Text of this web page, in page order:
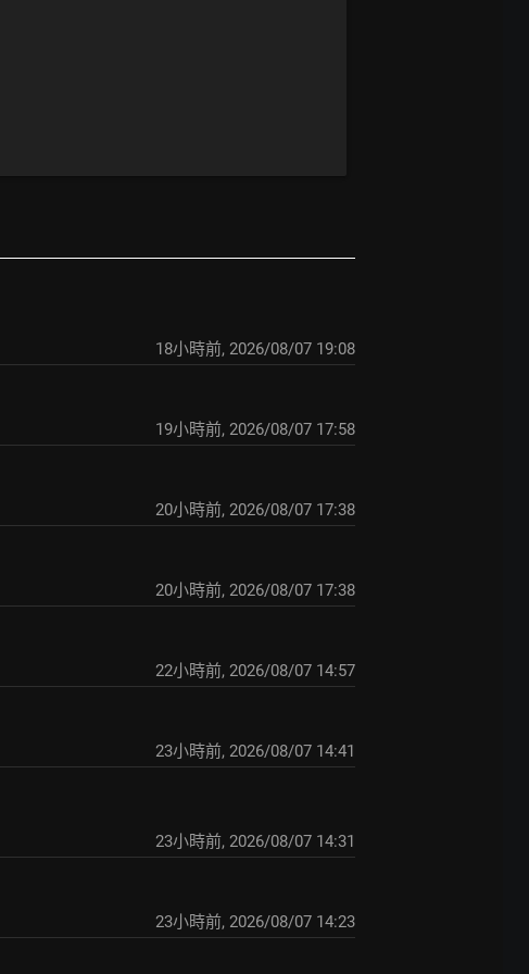
18小時前, 2026/08/07 19:08
19小時前, 2026/08/07 17:58
20小時前, 2026/08/07 17:38
20小時前, 2026/08/07 17:38
22小時前, 2026/08/07 14:57
23小時前, 2026/08/07 14:41
23小時前, 2026/08/07 14:31
23小時前, 2026/08/07 14:23